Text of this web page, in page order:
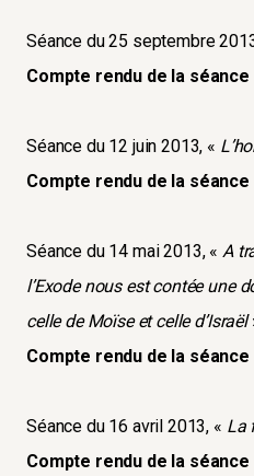
Séance du 25 septembre
Compte rendu de la séance
Séance du 12 juin 2013, «
Compte rendu de la séance
Séance du 14 mai 2013, « A
l’Exode nous est contée une
celle de Moïse et celle d’Israël
Compte rendu de la séance
Séance du 16 avril 2013, « La
Compte rendu de la séance